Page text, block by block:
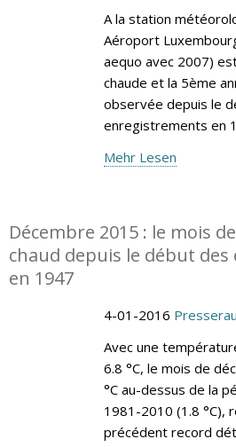
A la station
Aéroport
aequo avec 2007)
chaude et la 5ème
observée depuis le
enregistrements en
Mehr Lesen
Décembre 2015 : le mois
chaud depuis le début
en 1947
4-01-2016
Avec une
6.8 °C, le mois de
°C au-dessus de la
1981-2010 (1.8 °C),
précédent record